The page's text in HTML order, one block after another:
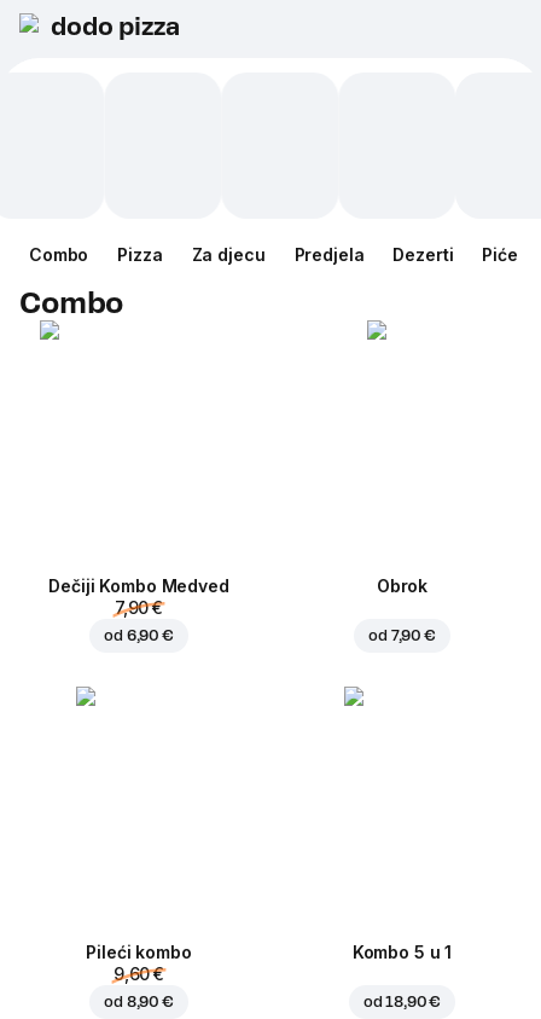
dodo pizza
Combo Pizza Za djecu Predjela Dezerti Piće
Combo
Dečiji Kombo Medved
7,90 €
od 6,90 €
Obrok
od 7,90 €
Pileći kombo
9,60 €
od 8,90 €
Kombo 5 u 1
od18,90 €